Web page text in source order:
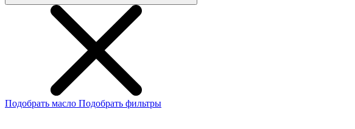
Подобрать масло Подобрать фильтры